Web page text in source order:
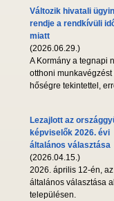
Változik hivatali
rendje a rendkívüli
miatt
(2026.06.29.)
A Kormány a tegnapi
otthoni
hőségre tekintettel,
Lezajlott az
képviselők 2026. évi
általános választása
(2026.04.15.)
2026. április 12-én,
általános választása
településen.